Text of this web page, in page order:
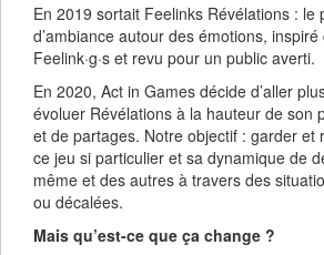
En 2019 sortait Feelinks Révélations : le
d’ambiance autour des émotions,
Feelink·g·s et revu pour un public averti.
En 2020, Act in Games décide d’aller
évoluer Révélations à la hauteur de son
et de partages. Notre objectif : garder
ce jeu si particulier et sa dynamique de
même et des autres à travers des
ou décalées.
Mais qu’est-ce que ça change ?